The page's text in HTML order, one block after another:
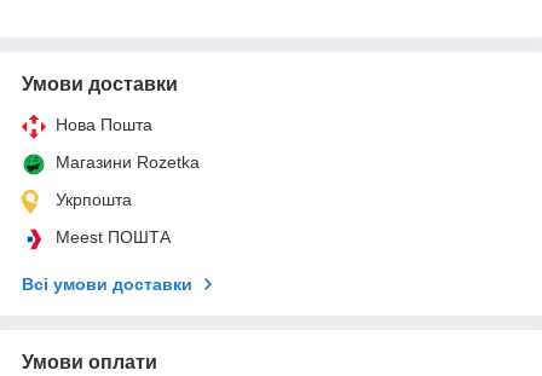
Умови доставки
Нова Пошта
Магазини Rozetka
Укрпошта
Meest ПОШТА
Всі умови доставки
Умови оплати